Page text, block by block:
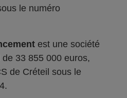
le numéro
est une société
33 855 000 euros,
de Créteil sous le